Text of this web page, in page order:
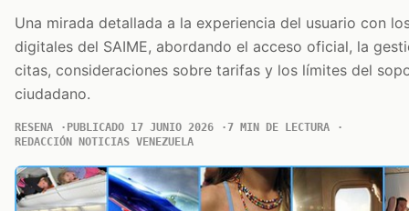
Una mirada detallada a la experiencia del usuario con
digitales del SAIME, abordando el acceso oficial, la
citas, consideraciones sobre tarifas y los límites del
ciudadano.
RESENA PUBLICADO 17 JUNIO 2026
7 MIN DE LECTURA
REDACCIÓN NOTICIAS VENEZUELA